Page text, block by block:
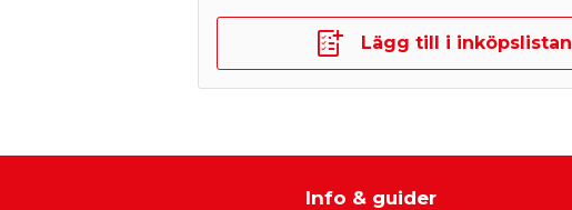
Lägg till i inköpslistan
Info & guider